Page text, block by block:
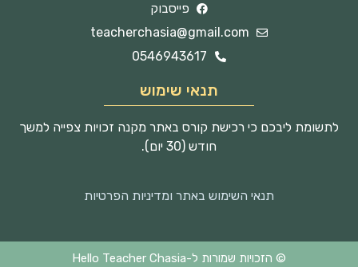
פייסבוק
teacherchasia@gmail.com
0546943617
תנאי שימוש
לתשומת ליבכם כי רכישת קורס באתר מקנה זכויות צפייה למשך
חודש (30 יום).
תנאי השימוש באתר ומדיניות הפרטיות
© הזכויות שמורות ל-Hello Teacher Chasia